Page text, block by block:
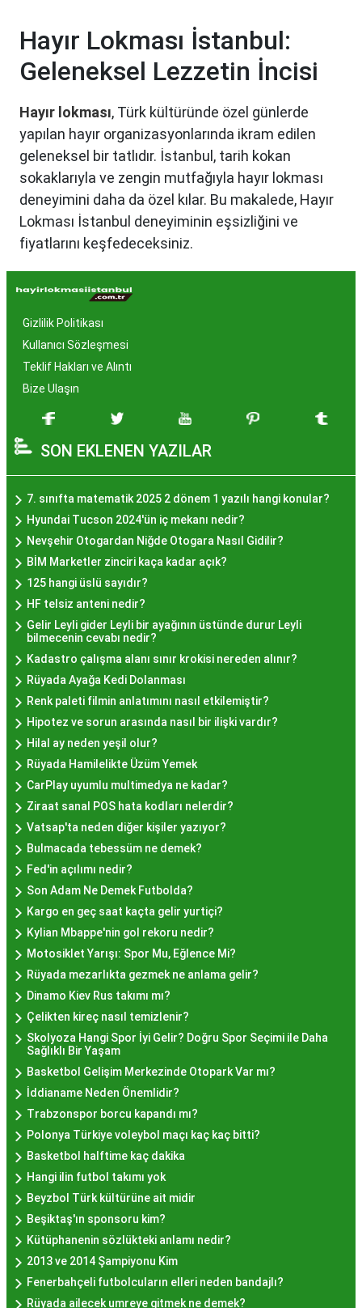
Hayır Lokması İstanbul:
Geleneksel Lezzetin İncisi
Hayır lokması, Türk kültüründe özel günlerde
yapılan hayır organizasyonlarında ikram edilen
geleneksel bir tatlıdır. İstanbul, tarih kokan
sokaklarıyla ve zengin mutfağıyla hayır lokması
deneyimini daha da özel kılar. Bu makalede, Hayır
Lokması İstanbul deneyiminin eşsizliğini ve
fiyatlarını keşfedeceksiniz.
Hayır Lokması İstanbul'da
Neden Popüler?
İstanbul, tarih ve kültür mirasıyla öne çıkan bir
şehir olmasıyla birlikte, geleneksel lezzetlerle de
zenginleşmiştir. Hayır lokması, özel günlerde
hazırlanan ve lezzetiyle damaklarda unutulmaz
izler bırakan bir tatlıdır. İstanbul'da popüler
olmasının arkasında bu eşsiz lezzetin herkesi
cezbetmesi ve geleneksel dokunuşlarla
hazırlanması yatmaktadır.
Hayır Lokması İstanbul'da
Nerede Bulunur?
pastane, hayır lokması sunmaktadır. Geleneksel
tatları sevenler için Sultanahmet, Eminönü, ve
Eyüp gibi tarihi semtlerdeki lokantalarda Hayır
Lokması deneyimi daha da özel olabilir. Ayrıca,
Beyoğlu, Kadıköy, ve Beşiktaş gibi modern
semtlerde de bu lezzeti bulabilirsiniz.
Hayır Lokması Fiyatları
İstanbul'da Nasıl?
Hayır lokması fiyatları İstanbul
mekanlara ve sunulan hizmete göre değişiklik
gösterir. Genellikle porsiyon bazında satılan hayır
lokmalarının fiyatları uygun olup, lezzetin
kalitesiyle uyumlu bir deneyim sunar. İstanbul'da
farklı mekanlarda çeşitli fiyat seçeneklerini
değerlendirerek, bütçenize uygun bir hayır lokması
bulabilirsiniz.
Hayır Lokması İstanbul
Deneyiminde Nelere Dikkat
Edilmeli?
İstanbul'da hayır lokması deneyimini daha özel
kılmak için birkaç öneri:
Geleneksel Mekanları Tercih Edin:
semtlerdeki geleneksel pastanelerde hayır
lokması deneyimi daha otantik olabilir.
Yerel Tavsiyelere Kulak Verin:İstanbul'da
yaşayanların önerilerini değerlendirerek en iyi
hayır lokması mekanlarını keşfedin.
Özel Günlerde Ziyaret Edin:Özel günlerde yapılan
Gizlilik Politikası
Kullanıcı Sözleşmesi
Teklif Hakları ve Alıntı
Bize Ulaşın
SON EKLENEN YAZILAR
7. sınıfta matematik 2025 2 dönem 1 yazılı hangi konular?
Hyundai Tucson 2024'ün iç mekanı nedir?
Nevşehir Otogardan Niğde Otogara Nasıl Gidilir?
BİM Marketler zinciri kaça kadar açık?
125 hangi üslü sayıdır?
HF telsiz anteni nedir?
Gelir Leyli gider Leyli bir ayağının üstünde durur Leyli
bilmecenin cevabı nedir?
Kadastro çalışma alanı sınır krokisi nereden alınır?
Rüyada Ayağa Kedi Dolanması
Renk paleti filmin anlatımını nasıl etkilemiştir?
Hipotez ve sorun arasında nasıl bir ilişki vardır?
Hilal ay neden yeşil olur?
Rüyada Hamilelikte Üzüm Yemek
CarPlay uyumlu multimedya ne kadar?
Ziraat sanal POS hata kodları nelerdir?
Vatsap'ta neden diğer kişiler yazıyor?
Bulmacada tebessüm ne demek?
Fed'in açılımı nedir?
Son Adam Ne Demek Futbolda?
Kargo en geç saat kaçta gelir yurtiçi?
Kylian Mbappe'nin gol rekoru nedir?
Motosiklet Yarışı: Spor Mu, Eğlence Mi?
Rüyada mezarlıkta gezmek ne anlama gelir?
Dinamo Kiev Rus takımı mı?
Çelikten kireç nasıl temizlenir?
Skolyoza Hangi Spor İyi Gelir? Doğru Spor Seçimi ile Daha
Sağlıklı Bir Yaşam
Basketbol Gelişim Merkezinde Otopark Var mı?
İddianame Neden Önemlidir?
Trabzonspor borcu kapandı mı?
Polonya Türkiye voleybol maçı kaç kaç bitti?
Basketbol halftime kaç dakika
Hangi ilin futbol takımı yok
Beyzbol Türk kültürüne ait midir
Beşiktaş'ın sponsoru kim?
Kütüphanenin sözlükteki anlamı nedir?
2013 ve 2014 Şampiyonu Kim
Fenerbahçeli futbolcuların elleri neden bandajlı?
Rüyada ailecek umreye gitmek ne demek?